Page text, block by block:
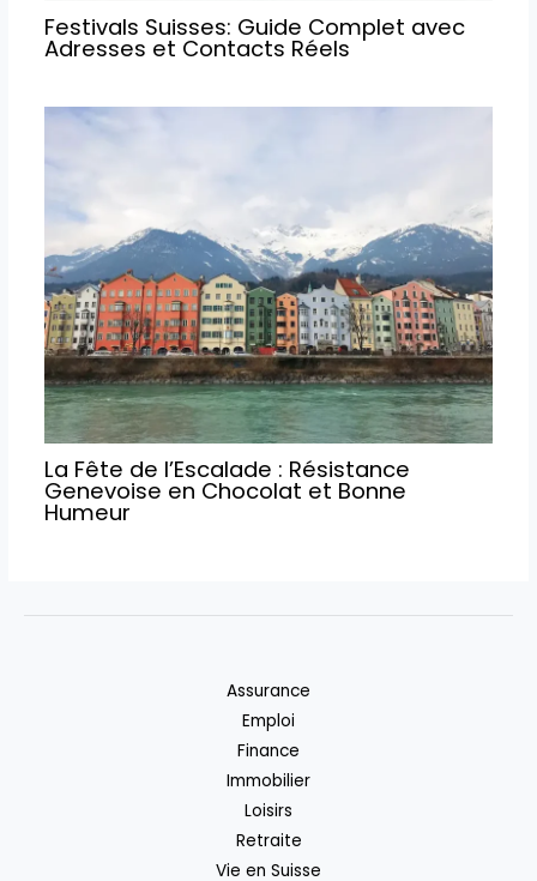
Festivals Suisses: Guide Complet avec
Adresses et Contacts Réels
La Fête de l’Escalade : Résistance
Genevoise en Chocolat et Bonne
Humeur
Assurance
Emploi
Finance
Immobilier
Loisirs
Retraite
Vie en Suisse